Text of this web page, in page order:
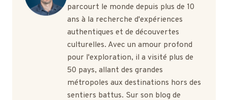
parcourt le monde depuis plus de 10
ans à la recherche d'expériences
authentiques et de découvertes
culturelles. Avec un amour profond
pour l'exploration, il a visité plus de
50 pays, allant des grandes
métropoles aux destinations hors des
sentiers battus. Sur son blog de